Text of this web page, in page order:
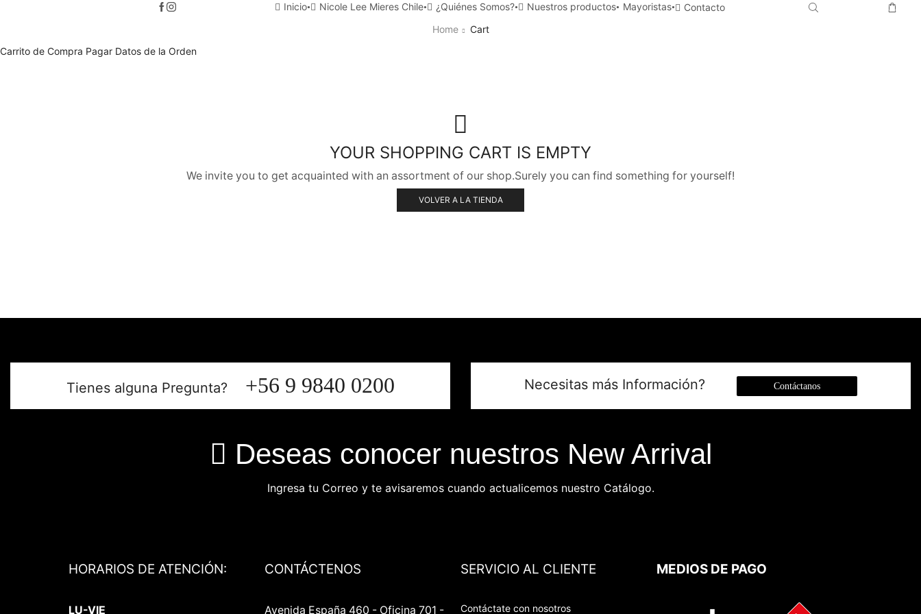
Inicio Nicole Lee Mieres Chile ¿Quiénes Somos? Nuestros productos Mayoristas
Contacto
Home
Cart
Carrito de Compra Pagar Datos de la Orden
YOUR SHOPPING CART IS EMPTY
We invite you to get acquainted with an assortment of our shop.Surely you can find something for yourself!
VOLVER A LA TIENDA
Tienes alguna Pregunta? +56 9 9840 0200 Necesitas más Información? Contáctanos
Deseas conocer nuestros New Arrival
Ingresa tu Correo y te avisaremos cuando actualicemos nuestro Catálogo.
HORARIOS DE ATENCIÓN:
LU-VIE
CONTÁCTENOS
Avenida España 460 - Oficina 701 -
SERVICIO AL CLIENTE
Contáctate con nosotros
MEDIOS DE PAGO